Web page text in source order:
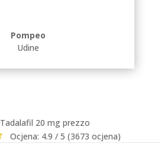
Pompeo
Udine
Tadalafil 20 mg prezzo
Ocjena: 4.9 / 5 (3673 ocjena)